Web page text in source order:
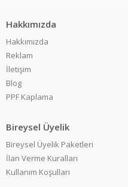
Hakkımızda
Hakkımızda
Reklam
İletişim
Blog
PPF Kaplama
Bireysel Üyelik
Bireysel Üyelik Paketleri
İlan Verme Kuralları
Kullanım Koşulları